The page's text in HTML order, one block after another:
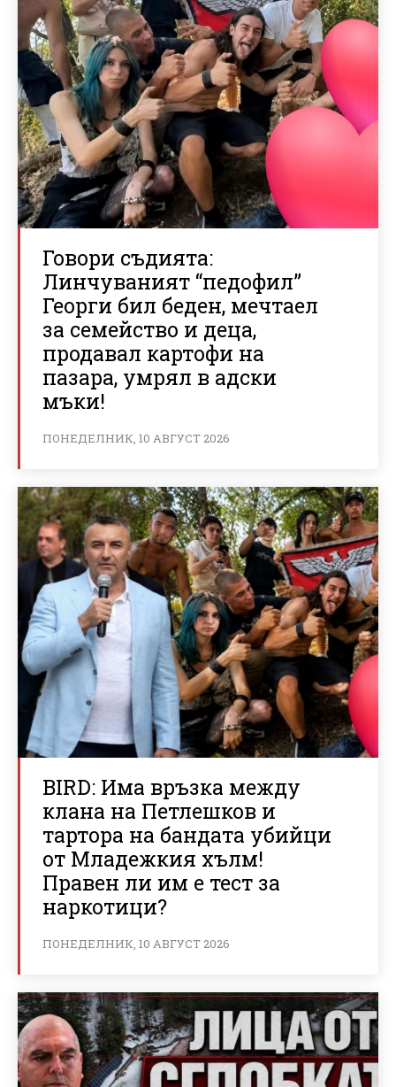
Говори съдията:
Линчуваният “педофил”
Георги бил беден, мечтаел
за семейство и деца,
продавал картофи на
пазара, умрял в адски
мъки!
ПОНЕДЕЛНИК, 10 АВГУСТ 2026
BIRD: Има връзка между
клана на Петлешков и
тартора на бандата убийци
от Младежкия хълм!
Правен ли им е тест за
наркотици?
ПОНЕДЕЛНИК, 10 АВГУСТ 2026